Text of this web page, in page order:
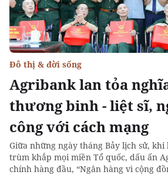
Agribank lan tỏa
thương binh - liệt sĩ,
công với cách mạng
Đô thị & đời sống
Giữa những ngày tháng Bảy lịch sử,
trùm khắp mọi miền Tổ quốc, dấu ấn
chính hàng đầu, “Ngân hàng vì cộng